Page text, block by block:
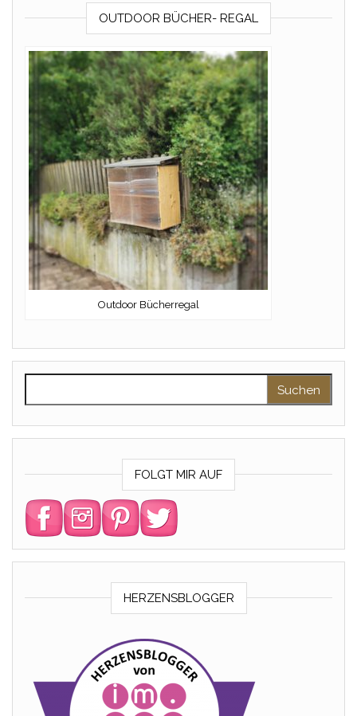
OUTDOOR BÜCHER- REGAL
Outdoor Bücherregal
FOLGT MIR AUF
HERZENSBLOGGER